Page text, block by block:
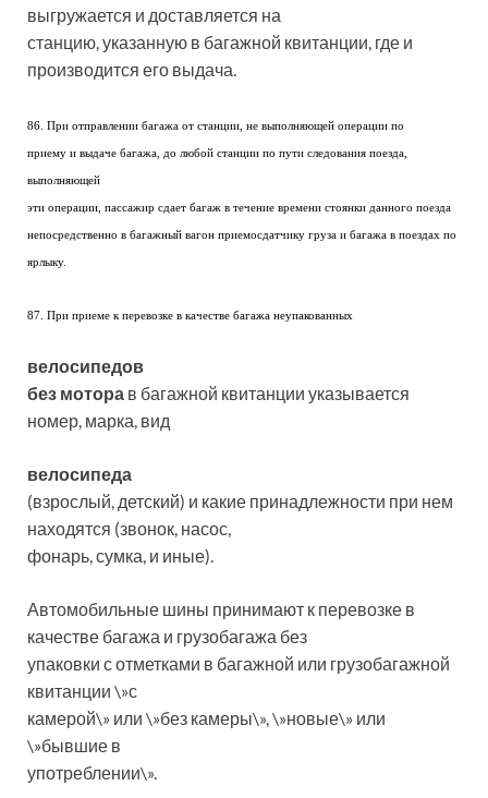
выгружается и доставляется на
станцию, указанную в багажной квитанции, где и
производится его выдача.
86. При отправлении багажа от станции, не выполняющей операции по
приему и выдаче багажа, до любой станции по пути следования поезда,
выполняющей
эти операции, пассажир сдает багаж в течение времени стоянки данного поезда
непосредственно в багажный вагон приемосдатчику груза и багажа в поездах по
ярлыку.
87. При приеме к перевозке в качестве багажа неупакованных
велосипедов
без мотора в багажной квитанции указывается
номер, марка, вид
велосипеда
(взрослый, детский) и какие принадлежности при нем
находятся (звонок, насос,
фонарь, сумка, и иные).
Автомобильные шины принимают к перевозке в
качестве багажа и грузобагажа без
упаковки с отметками в багажной или грузобагажной
квитанции \»с
камерой\» или \»без камеры\», \»новые\» или
\»бывшие в
употреблении\».